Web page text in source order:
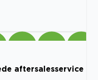
aftersalesservice